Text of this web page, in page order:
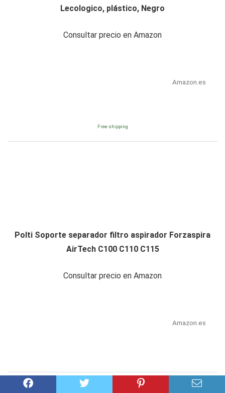
Lecologico, plástico, Negro
Consultar precio en Amazon
Amazon.es
Free shipping
Polti Soporte separador filtro aspirador Forzaspira
AirTech C100 C110 C115
Consultar precio en Amazon
Amazon.es